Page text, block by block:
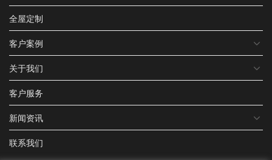
全屋定制
客户案例
关于我们
客户服务
新闻资讯
联系我们